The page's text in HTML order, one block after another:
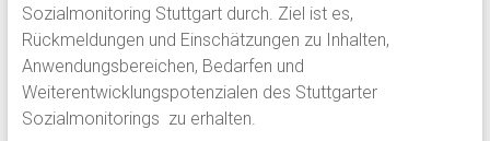
Sozialmonitoring Stuttgart durch. Ziel ist es,
Rückmeldungen und Einschätzungen zu Inhalten,
Anwendungsbereichen, Bedarfen und
Weiterentwicklungspotenzialen des Stuttgarter
Sozialmonitorings zu erhalten.